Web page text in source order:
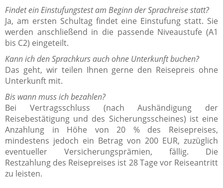
Findet ein Einstufungstest am Beginn der Sprachreise statt?
Ja, am ersten Schultag findet eine Einstufung statt. Sie
werden anschließend in die passende Niveaustufe (A1
bis C2) eingeteilt.
Kann ich den Sprachkurs auch ohne Unterkunft buchen?
Das geht, wir teilen Ihnen gerne den Reisepreis ohne
Unterkunft mit.
Bis wann muss ich bezahlen?
Bei Vertragsschluss (nach Aushändigung der
Reisebestätigung und des Sicherungsscheines) ist eine
Anzahlung in Höhe von 20 % des Reisepreises,
mindestens jedoch ein Betrag von 200 EUR, zuzüglich
eventueller Versicherungsprämien, fällig. Die
Restzahlung des Reisepreises ist 28 Tage vor Reiseantritt
zu leisten.